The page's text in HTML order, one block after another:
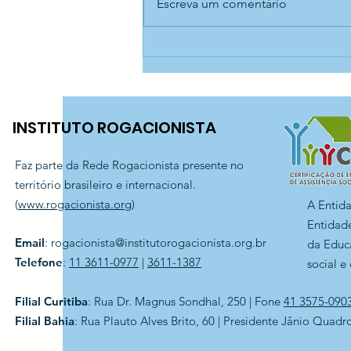
Cursos gratuitos com
certificado do SENAI —
CEDESP Santo Antônio
Escreva um comentário
INSTITUTO ROGACIONISTA
Faz parte da Rede Rogacionista presente no
território brasileiro e internacional.
(www.rogacionista.org)
Email: rogacionista@institutorogacionista.org.br
Telefone: 11 3611-0977 | 3611-1387
Filial Curitiba: Rua Dr. Magnus Sondhal, 250 | Fone 41 3575-
Filial Bahia: Rua Plauto Alves Brito, 60 | Presidente Jânio
A
da
social e